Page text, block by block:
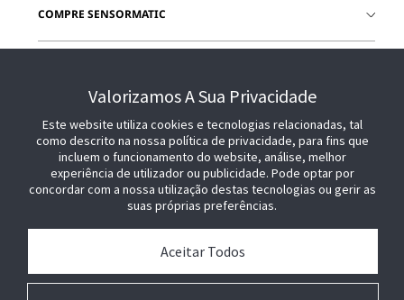
COMPRE SENSORMATIC
Valorizamos A Sua Privacidade
Este website utiliza cookies e tecnologias relacionadas, tal
como descrito na nossa política de privacidade, para fins que
incluem o funcionamento do website, análise, melhor
experiência de utilizador ou publicidade. Pode optar por
concordar com a nossa utilização destas tecnologias ou gerir as
suas próprias preferências.
Aceitar Todos